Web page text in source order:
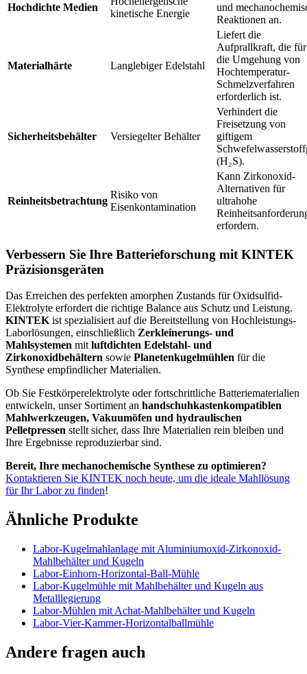
Hochdichte Medien
kinetische Energie
und
Reaktionen an.
Materialhärte Langlebiger Edelstahl
Liefert die
Aufprallkraft, die für
die Umgehung von
Hochtemperatur-
Schmelzverfahren
erforderlich ist.
Sicherheitsbehälter Versiegelter Behälter
Verhindert die
Freisetzung von
giftigem
(H₂S).
Reinheitsbetrachtung
Risiko von
Eisenkontamination
Kann Zirkonoxid-
Alternativen für
ultrahohe
erfordern.
Verbessern Sie Ihre Batterieforschung mit KINTEK
Präzisionsgeräten
Das Erreichen des perfekten amorphen Zustands für Oxidsulfid-
Elektrolyte erfordert die richtige Balance aus Schutz und Leistung.
KINTEK ist spezialisiert auf die Bereitstellung von Hochleistungs-
Laborlösungen, einschließlich Zerkleinerungs- und
Mahlsystemen mit luftdichten Edelstahl- und
Zirkonoxidbehältern sowie Planetenkugelmühlen für die
Synthese empfindlicher Materialien.
Ob Sie Festkörperelektrolyte oder fortschrittliche Batteriematerialien
entwickeln, unser Sortiment an handschuhkastenkompatiblen
Mahlwerkzeugen, Vakuumöfen und hydraulischen
Pelletpressen stellt sicher, dass Ihre Materialien rein bleiben und
Ihre Ergebnisse reproduzierbar sind.
Bereit, Ihre mechanochemische Synthese zu optimieren?
Kontaktieren Sie KINTEK noch heute, um die ideale Mahllösung
für Ihr Labor zu finden!
Ähnliche Produkte
Labor-Kugelmahlanlage mit Aluminiumoxid-Zirkonoxid-
Mahlbehälter und Kugeln
Labor-Einhorn-Horizontal-Ball-Mühle
Labor-Kugelmühle mit Mahlbehälter und Kugeln aus
Metalllegierung
Labor-Mühlen mit Achat-Mahlbehälter und Kugeln
Labor-Vier-Kammer-Horizontalballmühle
Andere fragen auch